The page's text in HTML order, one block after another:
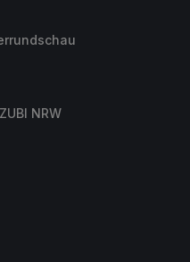
NRW